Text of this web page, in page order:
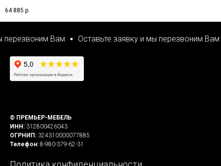
64 885 р.
Оставьте заявку и мы перезвоним Вам Оставьте
© ПРЕМЬЕР-МЕБЕЛЬ
ИНН: 312800426043
ОГРНИП: 324310000077885
Телефон: 8-980-379-62-31